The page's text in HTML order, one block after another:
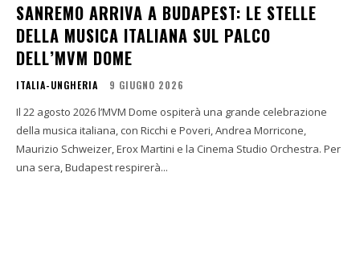
SANREMO ARRIVA A BUDAPEST: LE STELLE
DELLA MUSICA ITALIANA SUL PALCO
DELL’MVM DOME
ITALIA-UNGHERIA 9 GIUGNO 2026
Il 22 agosto 2026 l’MVM Dome ospiterà una grande celebrazione
della musica italiana, con Ricchi e Poveri, Andrea Morricone,
Maurizio Schweizer, Erox Martini e la Cinema Studio Orchestra. Per
una sera, Budapest respirerà...